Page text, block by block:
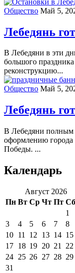
Общество Май 5,
Лебедянь
В Лебедяни в эти
большого
реконструкцию...
Общество Май 5,
Лебедянь
В Лебедяни полным
оформлению города
Победы. ...
Календарь
Август 2026
Пн Вт Ср Чт Пт Сб
1
3
4 5 6 7 8
10 11 12 13 14 15
17 18 19 20 21 22
24 25 26 27 28 29
31